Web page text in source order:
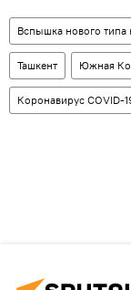
Вспышка нового типа
Ташкент Южная
Коронавирус COVID-